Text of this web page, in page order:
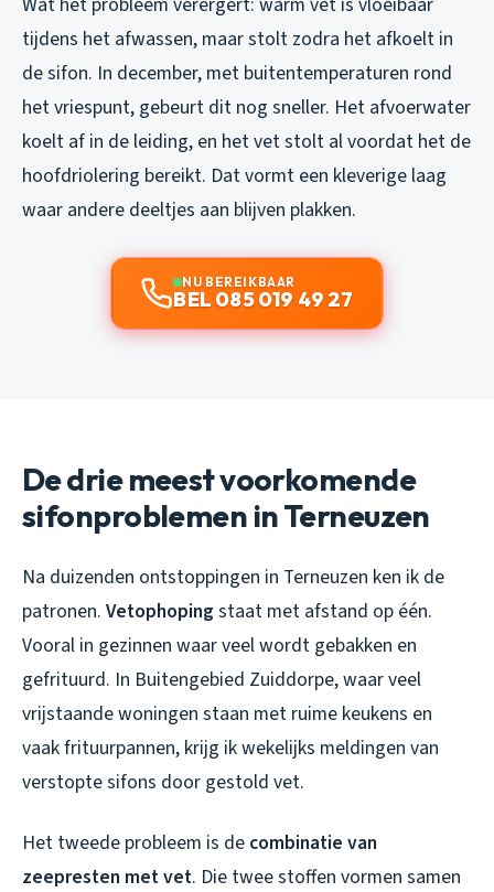
tijdens het afwassen, maar stolt zodra het afkoelt in
de sifon. In december, met buitentemperaturen rond
het vriespunt, gebeurt dit nog sneller. Het afvoerwater
koelt af in de leiding, en het vet stolt al voordat het de
hoofdriolering bereikt. Dat vormt een kleverige laag
waar andere deeltjes aan blijven plakken.
NU BEREIKBAAR
BEL 085 019 49 27
De drie meest voorkomende
sifonproblemen in Terneuzen
Na duizenden ontstoppingen in Terneuzen ken ik de
patronen. Vetophoping staat met afstand op één.
Vooral in gezinnen waar veel wordt gebakken en
gefrituurd. In Buitengebied Zuiddorpe, waar veel
vrijstaande woningen staan met ruime keukens en
vaak frituurpannen, krijg ik wekelijks meldingen van
verstopte sifons door gestold vet.
Het tweede probleem is de combinatie van
zeepresten met vet. Die twee stoffen vormen samen